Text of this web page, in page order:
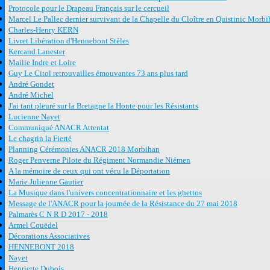
Protocole pour le Drapeau Français sur le cercueil
Marcel Le Pallec dernier survivant de la Chapelle du Cloître en Quistinic
Charles-Henry KERN
Livret Libération d'Hennebont Stèles
Kercand Lanester
Maille Indre et Loire
Guy Le Citol retrouvailles émouvantes 73 ans plus tard
André Gondet
André Michel
J'ai tant pleuré sur la Bretagne la Honte pour les Résistants
Lucienne Nayet
Communiqué ANACR Attentat
Le chagrin la Fierté
Planning Cérémonies ANACR 2018 Morbihan
Roger Penverne Pilote du Régiment Normandie Niémen
A la mémoire de ceux qui ont vécu la Déportation
Marie Julienne Gautier
La Musique dans l'univers concentrationnaire et les ghettos
Message de l'ANACR pour la journée de la Résistance du 27 mai 2018
Palmarès C N R D 2017 - 2018
Armel Couëdel
Décorations Associatives
HENNEBONT 2018
Nayet